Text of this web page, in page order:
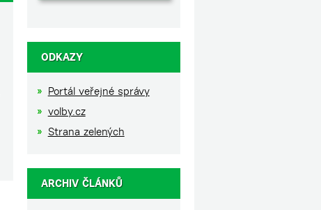
ODKAZY
Portál veřejné správy
volby.cz
Strana zelených
ARCHIV ČLÁNKŮ